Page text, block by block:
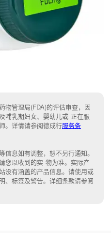
物管理局(FDA)的评估审查，因
哺乳期妇女、婴幼儿或 正在服
。详情请参阅德成行服务条
信息如有调整，恕不另行通知。
您以收到的实 物为准。 实际产
没有涵盖的产品信息。请使用或
、 标签及警告。 详细条款请参阅